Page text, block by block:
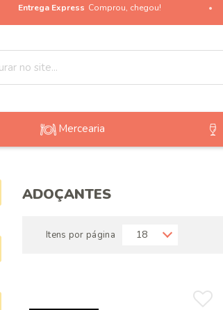
Entrega Express Comprou, chegou!
Mercearia
ADOÇANTES
Itens por página